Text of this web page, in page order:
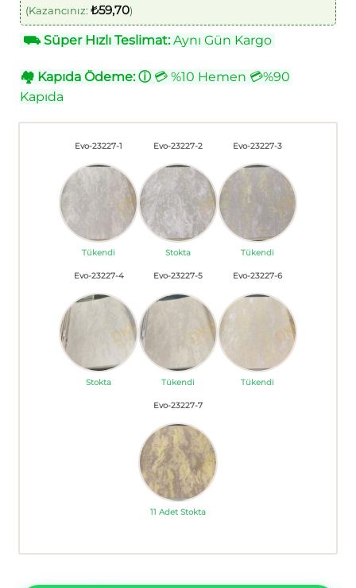
(Kazancınız: ₺59,70)
⛟Süper Hızlı Teslimat:Aynı Gün Kargo
🏘 Kapıda Ödeme: ⓘ💳 %10 Hemen 💳%90
Kapıda
Evo-23227-1
Tükendi
Evo-23227-2
Stokta
Evo-23227-3
Tükendi
Evo-23227-4
Stokta
Evo-23227-5
Tükendi
Evo-23227-6
Tükendi
Evo-23227-7
11 Adet Stokta